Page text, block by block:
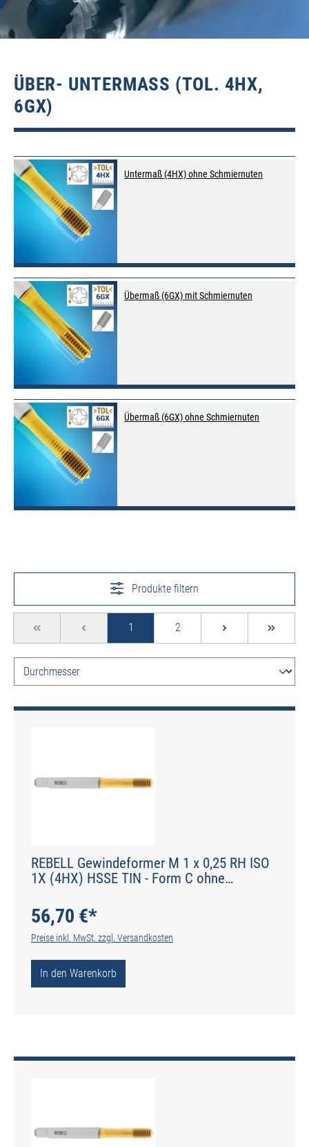
ÜBER- UNTERMASS (TOL. 4HX, 6
GX)
Untermaß (4HX) ohne Schmiernuten
Übermaß (6GX) mit Schmiernuten
Übermaß (6GX) ohne Schmiernuten
Produkte filtern
Seite
1 Seite
2
REBELL Gewindeformer M 1 x 0,25 RH ISO
1X (4HX) HSSE TIN - Form C ohne
56,70 €*
Preise inkl. MwSt. zzgl. Versandkosten
In den Warenkorb